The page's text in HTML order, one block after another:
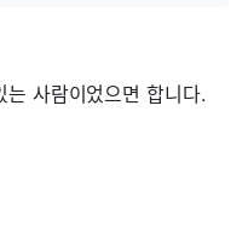
사람이었으면 합니다.